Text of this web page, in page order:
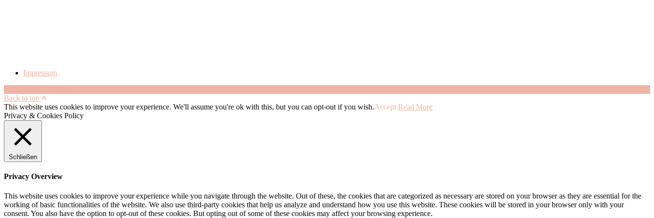
Impressum
Back to top
This website uses cookies to improve your experience. We'll assume you're ok with this, but you can opt-out if you wish.Accept Read More
Privacy & Cookies Policy
Schließen
Privacy Overview
This website uses cookies to improve your experience while you navigate through the website. Out of these, the cookies that are categorized as necessary are stored on your browser as they are essential for the
working of basic functionalities of the website. We also use third-party cookies that help us analyze and understand how you use this website. These cookies will be stored in your browser only with your
consent. You also have the option to opt-out of these cookies. But opting out of some of these cookies may affect your browsing experience.